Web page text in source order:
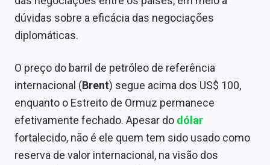
dúvidas sobre a eficácia das negociações
diplomáticas.
O preço do barril de petróleo de referência
internacional (Brent) segue acima dos US$ 100,
enquanto o Estreito de Ormuz permanece
efetivamente fechado. Apesar do dólar
fortalecido, não é ele quem tem sido usado como
reserva de valor internacional, na visão dos